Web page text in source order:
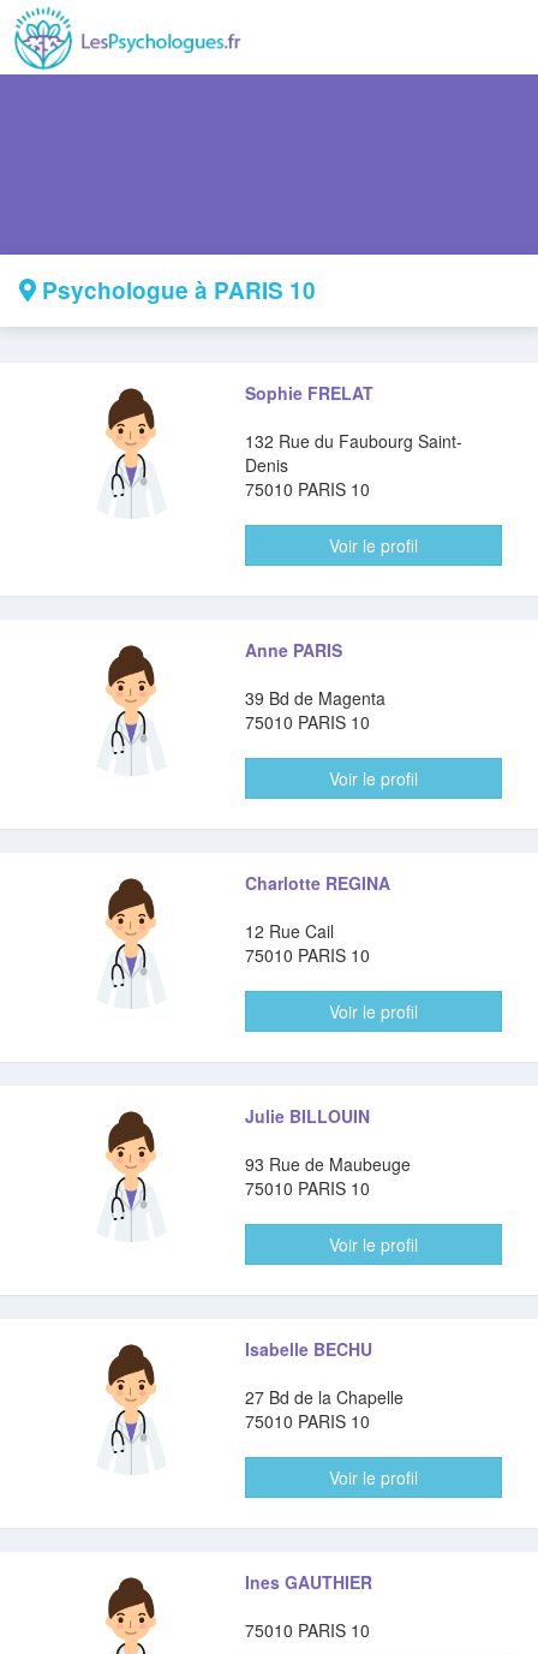
Psychologue à PARIS 10
Sophie FRELAT
132 Rue du Faubourg Saint-
Denis
75010 PARIS 10
Voir le profil
Anne PARIS
39 Bd de Magenta
75010 PARIS 10
Voir le profil
Charlotte REGINA
12 Rue Cail
75010 PARIS 10
Voir le profil
Julie BILLOUIN
93 Rue de Maubeuge
75010 PARIS 10
Voir le profil
Isabelle BECHU
27 Bd de la Chapelle
75010 PARIS 10
Voir le profil
Ines GAUTHIER
75010 PARIS 10